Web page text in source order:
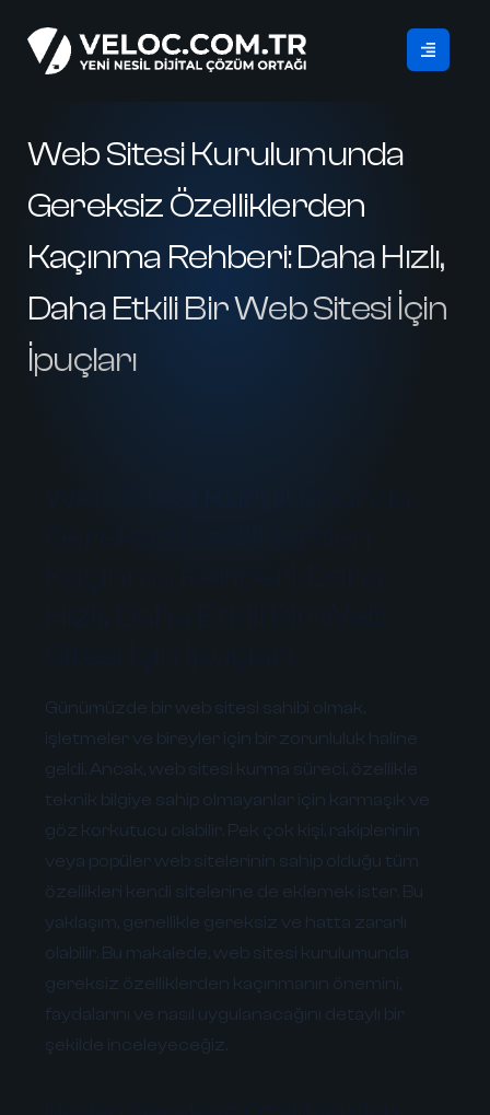
Web Sitesi Kurulumunda
Gereksiz Özelliklerden
Kaçınma Rehberi: Daha Hızlı,
Daha Etkili Bir Web Sitesi İçin
İpuçları
Günümüzde bir web sitesi sahibi olmak,
işletmeler ve bireyler için bir zorunluluk haline
geldi. Ancak, web sitesi kurma süreci, özellikle
teknik bilgiye sahip olmayanlar için karmaşık ve
göz korkutucu olabilir. Pek çok kişi, rakiplerinin
veya popüler web sitelerinin sahip olduğu tüm
özellikleri kendi sitelerine de eklemek ister. Bu
yaklaşım, genellikle gereksiz ve hatta zararlı
olabilir. Bu makalede, web sitesi kurulumunda
gereksiz özelliklerden kaçınmanın önemini,
faydalarını ve nasıl uygulanacağını detaylı bir
şekilde inceleyeceğiz.